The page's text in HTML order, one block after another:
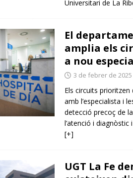
Universitari de La
El
amplia els
a nou
3 de febrer de 2025
Els circuits prioritzen
amb l’especialista i
detecció precoç de
l’atenció i
[+]
UGT La Fe